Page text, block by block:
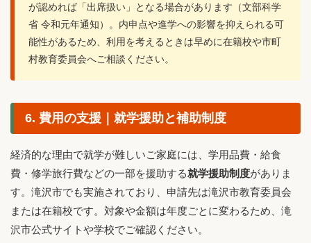
が認めれば「出席扱い」となる場合があります（文部科学
省 令和元年通知）。内申点や進学への影響を抑えられる可
能性があるため、利用を考えるときは早めに在籍校や市町
村教育委員会へご相談ください。
6. 費用の支援｜就学援助と補助制度
経済的な理由で就学が難しいご家庭には、学用品費・給食
費・修学旅行費などの一部を援助する就学援助制度がありま
す。滝沢市でも実施されており、申請先は滝沢市教育委員会
または在籍校です。対象や金額は年度ごとに変わるため、滝
沢市公式サイトや学校でご確認ください。